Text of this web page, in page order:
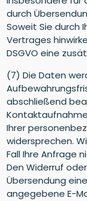
durch
Soweit Sie durch
Vertrages
DSGVO eine
(7) Die Daten
abschließend
Ihrer
widersprechen.
Fall Ihre Anfrage
Den Widerruf
Übersendung
angegebene E-